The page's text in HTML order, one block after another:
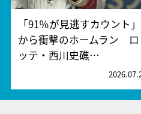
「91％が見逃すカウント」
から衝撃のホームラン ロ
ッテ・西川史礁…